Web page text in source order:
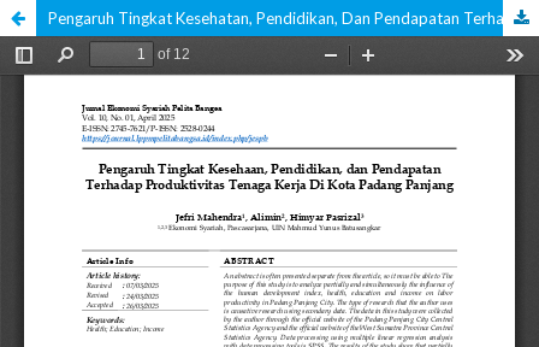
Pengaruh Tingkat Kesehatan, Pendidikan, Dan Pendapatan Terhadap Produktivitas Tenaga Kerja Di Kota Padang Panjang